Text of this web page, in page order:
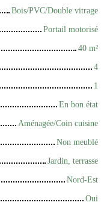
Bois/PVC/Double vitrage
Portail motorisé
40 m²
4
1
En bon état
Aménagée/Coin cuisine
Non meublé
Jardin, terrasse
Nord-Est
Oui